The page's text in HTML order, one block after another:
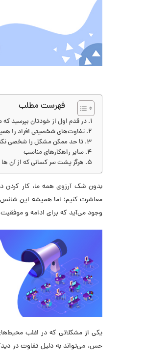
فهرست مطلب
در قدم اول از خودتان بپرسید
تفاوت‌های شخصیتی افراد را
تا حد ممکن مشکل را شخصی
سایر راهکارهای مناسب
هرگز پشت سر کسانی که از آن
بدون شک آرزوی همه ما، کار کردن
معاشرت کنیم؛ اما همیشه این
وجود می‌آید که برای ادامه و موفقیت
یکی از مشکلاتی که در اغلب
حس، می‌تواند به دلیل تفاوت در